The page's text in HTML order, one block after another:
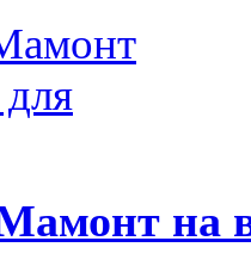
на